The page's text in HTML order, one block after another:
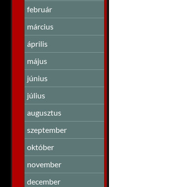
február
március
április
május
június
július
augusztus
szeptember
október
november
december